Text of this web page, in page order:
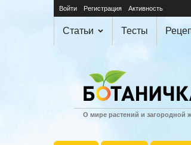
Войти Регистрация Активность
Статьи Тесты
О мире растений и загородной